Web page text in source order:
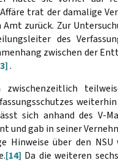
trat der damalige
Amt zurück. Zur
des
zwischen der
.
zwischenzeitlich
sich anhand des V-
und gab in seiner
Hinweise über den
[14] Da die weiteren